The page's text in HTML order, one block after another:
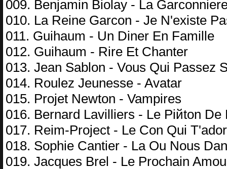
009. Benjamin Biolay - La
010. La Reine Garcon - Je N'existe
011. Guihaum - Un Diner En Famille
012. Guihaum - Rire Et Chanter
013. Jean Sablon - Vous Qui Passez
014. Roulez Jeunesse - Avatar
015. Projet Newton - Vampires
016. Bernard Lavilliers - Le Piйton De
017. Reim-Project - Le Con Qui
018. Sophie Cantier - La Ou Nous
019. Jacques Brel - Le Prochain